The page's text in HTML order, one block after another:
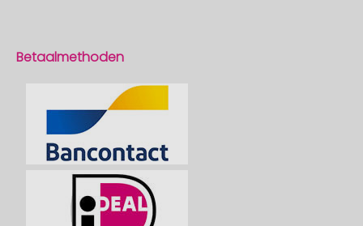
Betaalmethoden